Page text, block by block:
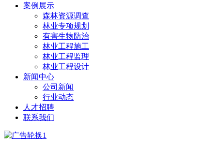
案例展示
森林资源调查
林业专项规划
有害生物防治
林业工程施工
林业工程监理
林业工程设计
新闻中心
公司新闻
行业动态
人才招聘
联系我们